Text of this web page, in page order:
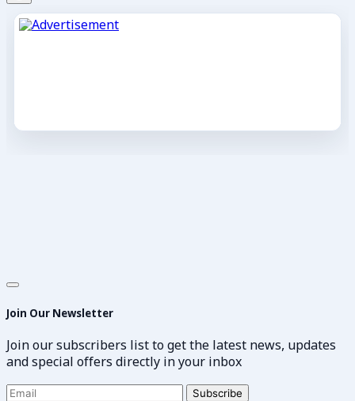
Join Our Newsletter
Join our subscribers list to get the latest news, updates
and special offers directly in your inbox
Subscribe